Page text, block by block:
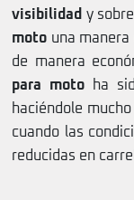
visibilidad y
moto una
de manera
para moto ha
haciéndole
cuando las
reducidas en